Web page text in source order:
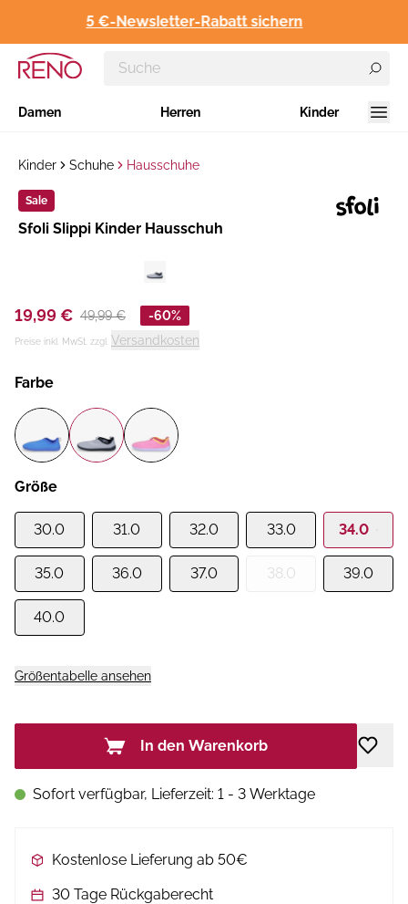
5 €-Newsletter-Rabatt sichern
Damen Herren Kinder
Kinder Schuhe Hausschuhe
Sale
Hersteller:
​Sfoli Slippi Kinder Hausschuh
19,99 € 49,99 € -60%
Preise inkl. MwSt. zzgl. Versandkosten
Farbe
Größe
30.0 31.0 32.0 33.0 34.0
35.0 36.0 37.0 38.0 39.0
40.0
Größentabelle ansehen
In den Warenkorb
Sofort verfügbar, Lieferzeit: 1 - 3 Werktage
Kostenlose Lieferung ab 50€
30 Tage Rückgaberecht